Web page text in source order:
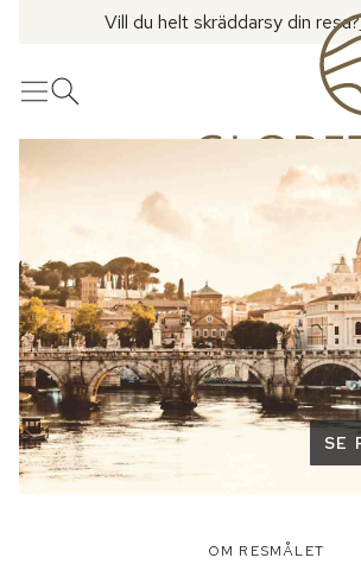
Vill du helt skräddarsy din resa?
MenyÖppna sök
Se fler bilder
SE
OM RESMÅLET